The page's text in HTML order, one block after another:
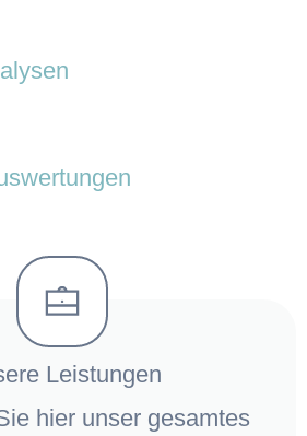
Leistungen
hier unser gesamtes